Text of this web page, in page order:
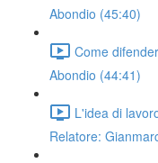
Abondio (45:40)
Come
Abondio (44:41)
L'idea di
Relatore: